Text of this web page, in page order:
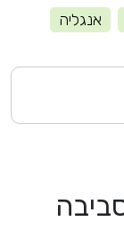
אנגליה